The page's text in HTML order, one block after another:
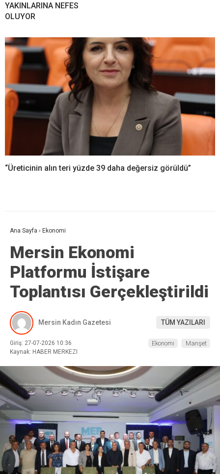
YAKINLARINA NEFES
OLUYOR
“Üreticinin alın teri yüzde 39 daha değersiz görüldü”
Ana Sayfa › Ekonomi
Mersin Ekonomi
Platformu İstişare
Toplantısı Gerçekleştirildi
Mersin Kadın Gazetesi TÜM YAZILARI
Giriş: 27-07-2026 10:36
Kaynak: HABER MERKEZI
Ekonomi Manşet